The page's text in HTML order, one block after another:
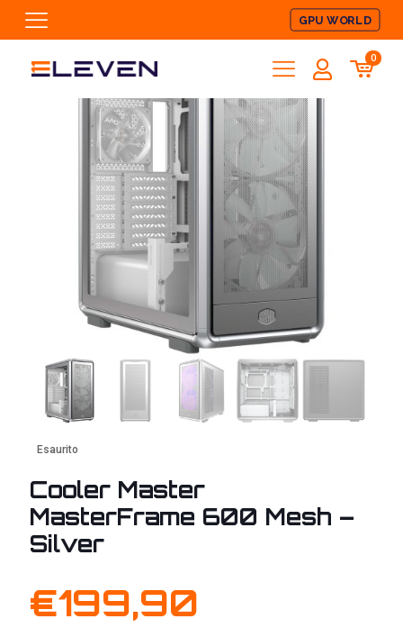
GPU WORLD
0
Esaurito
Cooler Master
MasterFrame 600 Mesh –
Silver
€199,90